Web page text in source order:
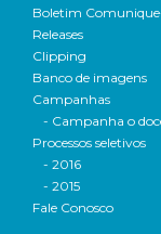
Boletim
Releases
Clipping
Banco de imagens
Campanhas
- Campanha o
Processos seletivos
- 2016
- 2015
Fale Conosco